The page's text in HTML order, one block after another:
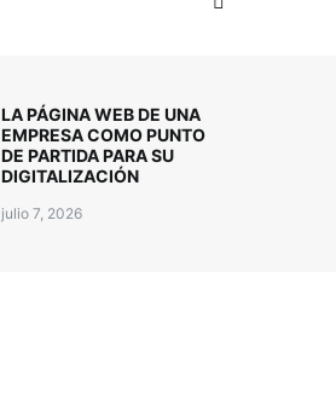
LA PÁGINA WEB DE UNA
EMPRESA COMO PUNTO
DE PARTIDA PARA SU
DIGITALIZACIÓN
julio 7, 2026